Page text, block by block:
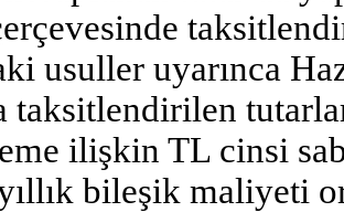
usuller uyarınca
taksitlendirilen
ilişkin TL cinsi
bileşik maliyeti